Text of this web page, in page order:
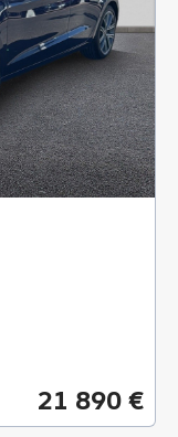
21 890 €